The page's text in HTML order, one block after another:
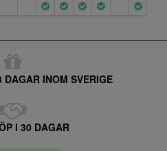
DAGAR INOM SVERIGE
I 30 DAGAR